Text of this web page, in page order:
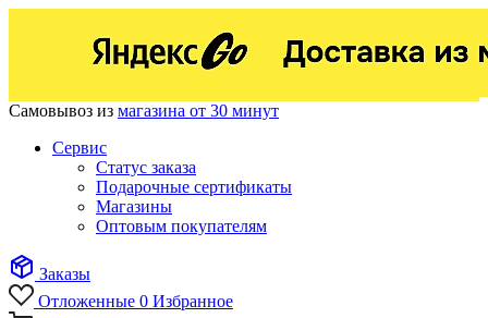
Самовывоз из магазина от 30 минут
Сервис
Статус заказа
Подарочные сертификаты
Магазины
Оптовым покупателям
Заказы
Отложенные 0 Избранное